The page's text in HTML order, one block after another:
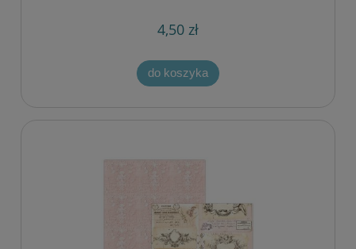
4,50 zł
do koszyka